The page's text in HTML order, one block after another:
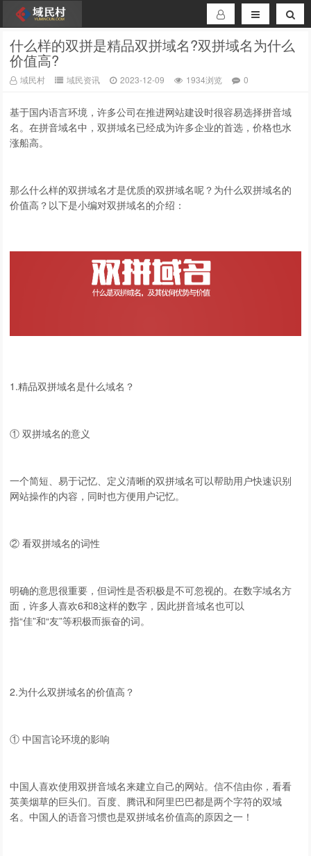
什么样的双拼是精品双拼域名?双拼域名为什么
价值高?
域民村 域民资讯 2023-12-09 1934浏览 0
基于国内语言环境，许多公司在推进网站建设时很容易选择拼音域
名。在拼音域名中，双拼域名已经成为许多企业的首选，价格也水
涨船高。
那么什么样的双拼域名才是优质的双拼域名呢？为什么双拼域名的
价值高？以下是小编对双拼域名的介绍：
1.精品双拼域名是什么域名？
① 双拼域名的意义
一个简短、易于记忆、定义清晰的双拼域名可以帮助用户快速识别
网站操作的内容，同时也方便用户记忆。
② 看双拼域名的词性
明确的意思很重要，但词性是否积极是不可忽视的。在数字域名方
面，许多人喜欢6和8这样的数字，因此拼音域名也可以
指“佳”和“友”等积极而振奋的词。
2.为什么双拼域名的价值高？
① 中国言论环境的影响
中国人喜欢使用双拼音域名来建立自己的网站。信不信由你，看看
英美烟草的巨头们。百度、腾讯和阿里巴巴都是两个字符的双域
名。中国人的语音习惯也是双拼域名价值高的原因之一！